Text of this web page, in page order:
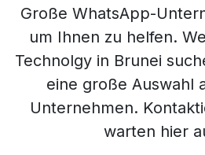
Große WhatsApp-
um Ihnen zu helfen.
Technolgy in Brunei
eine große Auswahl
Unternehmen.
warten hier